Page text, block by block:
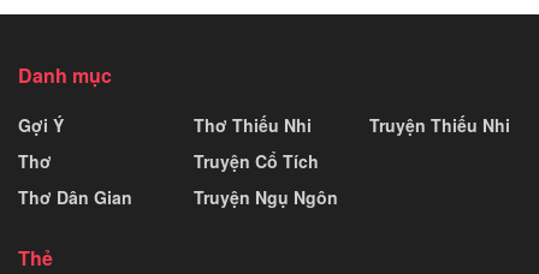
Danh mục
Gợi Ý
Thơ
Thơ Dân Gian
Thơ Thiếu Nhi
Truyện Cổ Tích
Truyện Ngụ Ngôn
Truyện Thiếu Nhi
Thẻ